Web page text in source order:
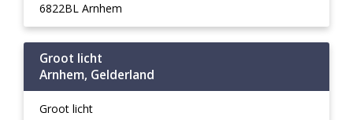
6822BL Arnhem
Groot licht
Arnhem, Gelderland
Groot licht